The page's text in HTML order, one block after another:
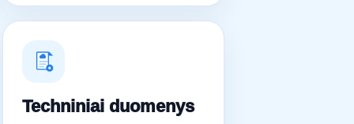
Techniniai duomenys